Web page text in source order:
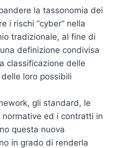
la tassonomia dei
i rischi “cyber” nella
tradizionale, al fine di
definizione condivisa
classificazione delle
loro possibili
gli standard, le
ed i contratti in
questa nuova
in grado di renderla